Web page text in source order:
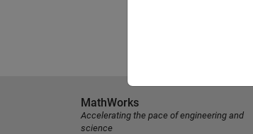
MathWorks
Accelerating the pace of engineering and
science